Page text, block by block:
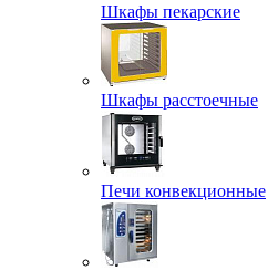
Шкафы пекарские
Шкафы расстоечные
Печи конвекционные